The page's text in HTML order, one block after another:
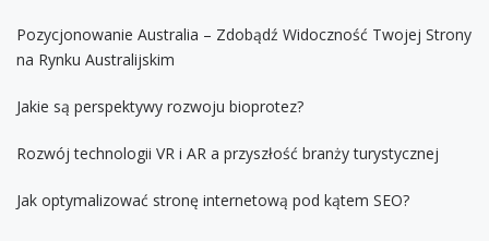
Pozycjonowanie Australia – Zdobądź Widoczność Twojej Strony
na Rynku Australijskim
Jakie są perspektywy rozwoju bioprotez?
Rozwój technologii VR i AR a przyszłość branży turystycznej
Jak optymalizować stronę internetową pod kątem SEO?